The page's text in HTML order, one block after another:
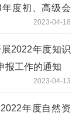
度初、高级会
证打印时间的通
2023-04-18
2022年度知识
报工作的通知
2023-04-13
年度自然资